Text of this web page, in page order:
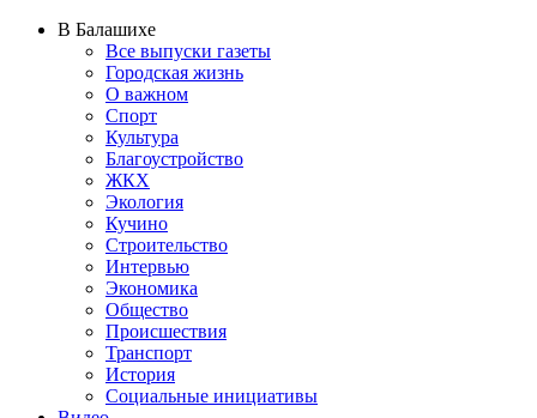
В Балашихе
Все выпуски газеты
Городская жизнь
О важном
Спорт
Культура
Благоустройство
ЖКХ
Экология
Кучино
Строительство
Интервью
Экономика
Общество
Происшествия
Транспорт
История
Социальные инициативы